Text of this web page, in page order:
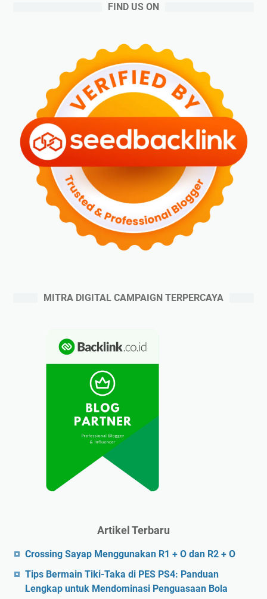
FIND US ON
MITRA DIGITAL CAMPAIGN TERPERCAYA
Artikel Terbaru
Crossing Sayap Menggunakan R1 + O dan R2 + O
Tips Bermain Tiki-Taka di PES PS4: Panduan
Lengkap untuk Mendominasi Penguasaan Bola